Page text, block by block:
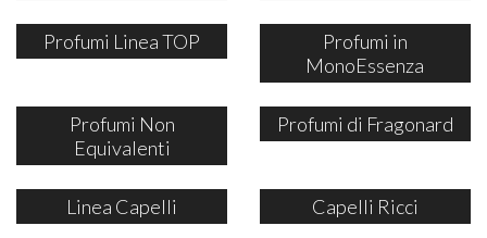
Profumi Linea TOP
Profumi in
MonoEssenza
Profumi Non
Equivalenti
Profumi di Fragonard
Linea Capelli Capelli Ricci